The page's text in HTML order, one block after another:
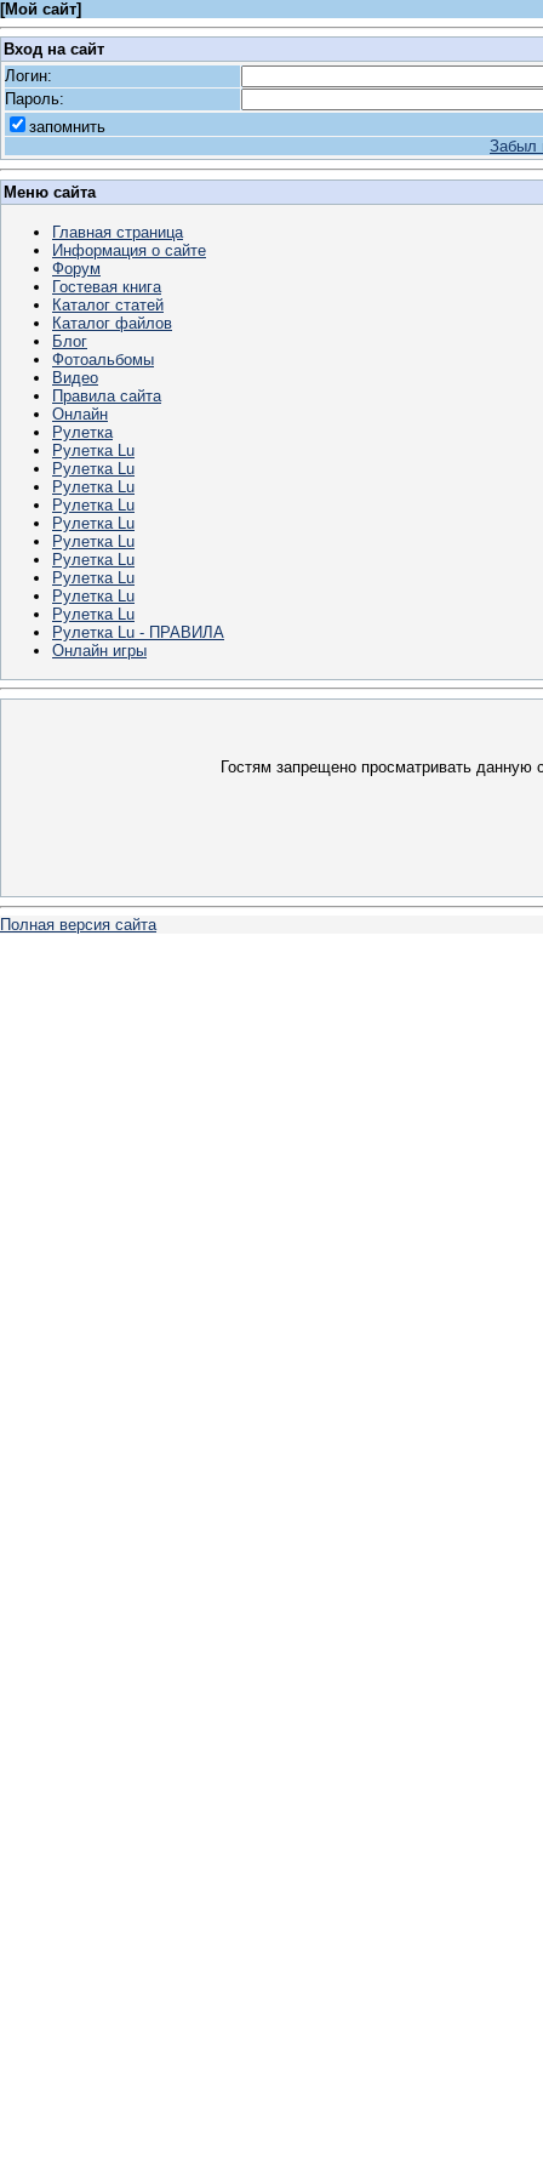
[Мой сайт]
Вход на сайт
Логин:
Пароль:
запомнить
Забыл
Меню сайта
Главная страница
Информация о сайте
Форум
Гостевая книга
Каталог статей
Каталог файлов
Блог
Фотоальбомы
Видео
Правила сайта
Онлайн
Рулетка
Рулетка Lu
Рулетка Lu
Рулетка Lu
Рулетка Lu
Рулетка Lu
Рулетка Lu
Рулетка Lu
Рулетка Lu
Рулетка Lu
Рулетка Lu
Рулетка Lu - ПРАВИЛА
Онлайн игры
Гостям запрещено просматривать данную
Полная версия сайта